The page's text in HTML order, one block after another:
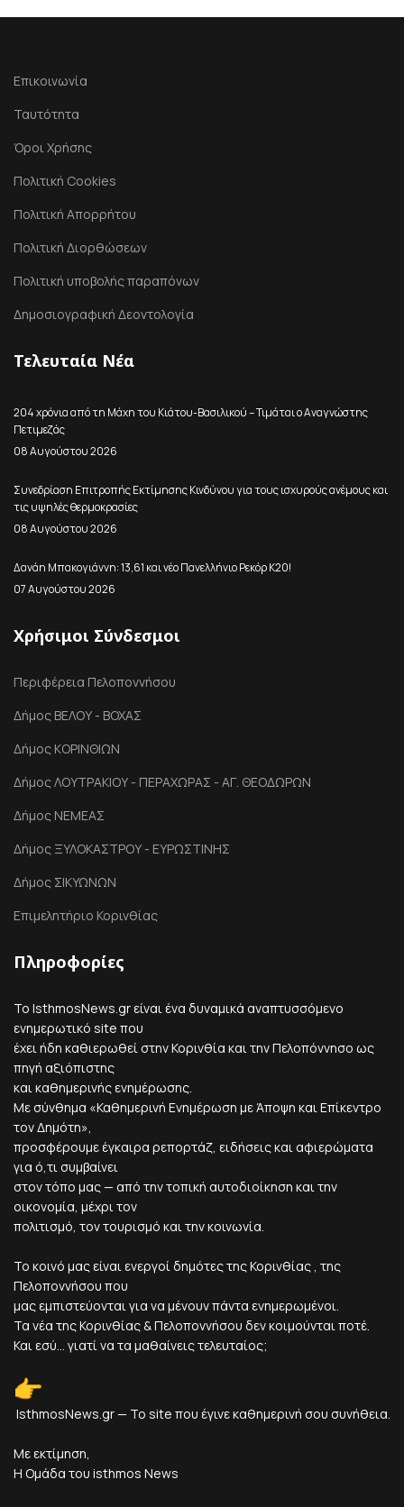
Επικοινωνία
Ταυτότητα
Όροι Χρήσης
Πολιτική Cookies
Πολιτική Απορρήτου
Πολιτική Διορθώσεων
Πολιτική υποβολής παραπόνων
Δημοσιογραφική Δεοντολογία
Τελευταία Νέα
204 χρόνια από τη Μάχη του Κιάτου-Βασιλικού – Τιμάται ο Αναγνώστης
Πετιμεζάς
08 Αυγούστου 2026
Συνεδρίαση Επιτροπής Εκτίμησης Κινδύνου για τους ισχυρούς ανέμους και
τις υψηλές θερμοκρασίες
08 Αυγούστου 2026
Δανάη Μπακογιάννη: 13,61 και νέο Πανελλήνιο Ρεκόρ Κ20!
07 Αυγούστου 2026
Χρήσιμοι Σύνδεσμοι
Περιφέρεια Πελοποννήσου
Δήμος ΒΕΛΟΥ - ΒΟΧΑΣ
Δήμος ΚΟΡΙΝΘΙΩΝ
Δήμος ΛΟΥΤΡΑΚΙΟΥ - ΠΕΡΑΧΩΡΑΣ - ΑΓ. ΘΕΟΔΩΡΩΝ
Δήμος ΝΕΜΕΑΣ
Δήμος ΞΥΛΟΚΑΣΤΡΟΥ - ΕΥΡΩΣΤΙΝΗΣ
Δήμος ΣΙΚΥΩΝΩΝ
Επιμελητήριο Κορινθίας
Πληροφορίες
Το IsthmosNews.gr είναι ένα δυναμικά αναπτυσσόμενο
ενημερωτικό site που
έχει ήδη καθιερωθεί στην Κορινθία και την Πελοπόννησο ως
πηγή αξιόπιστης
και καθημερινής ενημέρωσης.
Με σύνθημα «Καθημερινή Ενημέρωση με Άποψη και Επίκεντρο
τον Δημότη»,
προσφέρουμε έγκαιρα ρεπορτάζ, ειδήσεις και αφιερώματα
για ό,τι συμβαίνει
στον τόπο μας — από την τοπική αυτοδιοίκηση και την
οικονομία, μέχρι τον
πολιτισμό, τον τουρισμό και την κοινωνία.
Το κοινό μας είναι ενεργοί δημότες της Κορινθίας , της
Πελοποννήσου που
μας εμπιστεύονται για να μένουν πάντα ενημερωμένοι.
Τα νέα της Κορινθίας & Πελοποννήσου δεν κοιμούνται ποτέ.
Και εσύ... γιατί να τα μαθαίνεις τελευταίος;
IsthmosNews.gr — Το site που έγινε καθημερινή σου συνήθεια.
Με εκτίμηση,
Η Ομάδα του isthmos News